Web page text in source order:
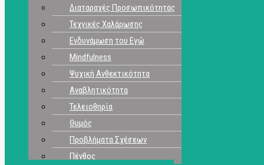
Διαταραχές Προσωπικότητας
Τεχνικές Χαλάρωσης
Ενδυνάμωση του Εγώ
Mindfulness
Ψυχική Ανθεκτικότητα
Αναβλητικότητα
Τελειοθηρία
Θυμός
Προβλήματα Σχέσεων
Πένθος